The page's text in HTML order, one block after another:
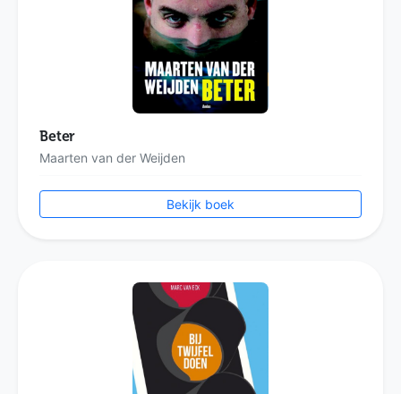
Beter
Maarten van der Weijden
Bekijk boek